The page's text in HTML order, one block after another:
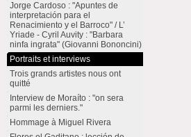
Jorge Cardoso : "Apuntes de
interpretación para el
Renacimiento y el Barroco" / L’
Yriade - Cyril Auvity : "Barbara
ninfa ingrata" (Giovanni Bononcini)
Portraits et interviews
Trois grands artistes nous ont
quitté
Interview de Moraíto : "on sera
parmi les derniers."
Hommage à Miguel Rivera